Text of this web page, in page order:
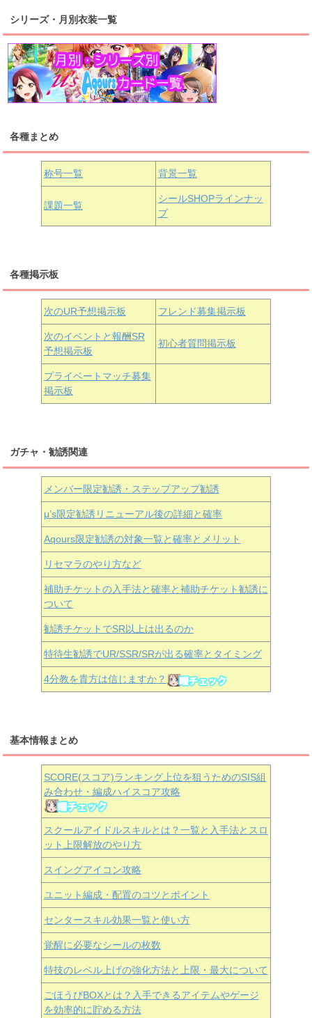
桜内梨子 高海千歌 渡辺曜
浦の星女学院1年生
津島善子 黒澤ルビィ
浦の星女学院3年生
黒澤ダイヤ
上原歩夢 宮下愛 優木せつ菜
虹ヶ咲学園1年生
中須かすみ 天王寺璃奈
朝香果林 近江彼方 エマ・ヴェルデ
シリーズ・月別衣装一覧
各種まとめ
称号一覧 背景一覧
課題一覧
シールSHOPラインナッ
プ
各種掲示板
次のUR予想掲示板 フレンド募集掲示板
次のイベントと報酬SR
予想掲示板
初心者質問掲示板
プライベートマッチ募集
掲示板
ガチャ・勧誘関連
メンバー限定勧誘・ステップアップ勧誘
μ’s限定勧誘リニューアル後の詳細と確率
Aqours限定勧誘の対象一覧と確率とメリット
リセマラのやり方など
補助チケットの入手法と確率と補助チケット勧誘に
ついて
勧誘チケットでSR以上は出るのか
特待生勧誘でUR/SSR/SRが出る確率とタイミング
4分教を貴方は信じますか？
基本情報まとめ
SCORE(スコア)ランキング上位を狙うためのSIS組
み合わせ・編成ハイスコア攻略
スクールアイドルスキルとは？一覧と入手法とスロ
ット上限解放のやり方
スイングアイコン攻略
ユニット編成・配置のコツとポイント
センタースキル効果一覧と使い方
覚醒に必要なシールの枚数
特技のレベル上げの強化方法と上限・最大について
ごほうびBOXとは？入手できるアイテムやゲージ
を効率的に貯める方法